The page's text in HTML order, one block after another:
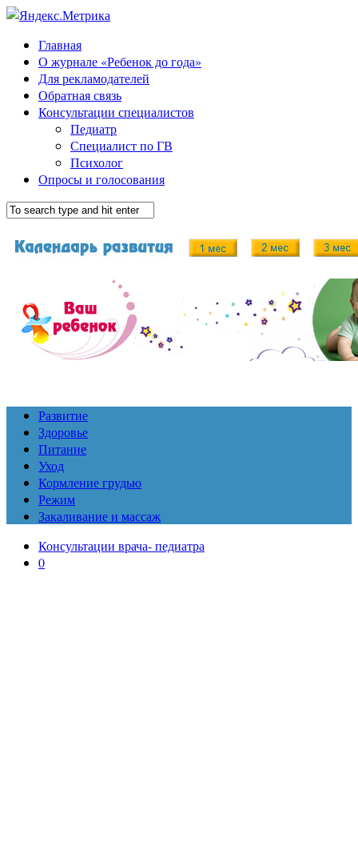
Главная
О журнале «Ребенок до года»
Для рекламодателей
Обратная связь
Консультации специалистов
Педиатр
Специалист по ГВ
Психолог
Опросы и голосования
Развитие
Здоровье
Питание
Уход
Кормление грудью
Режим
Закаливание и массаж
Консультации врача- педиатра
0